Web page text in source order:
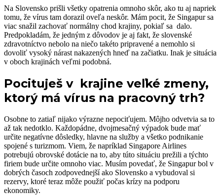
Na Slovensko prišli všetky opatrenia omnoho skôr, ako tu aj napriek
tomu, že vírus tam dorazil oveľa neskôr. Mám pocit, že Singapur sa
viac snažil zachovať normálny chod krajiny, pokiaľ sa dalo.
Predpokladám, že jedným z dôvodov je aj fakt, že slovenské
zdravotníctvo nebolo na niečo takéto pripravené a nemohlo si
dovoliť vysoký nárast nakazených hneď na začiatku. Inak je situácia
v oboch krajinách veľmi podobná.
Pocituješ v krajine veľké zmeny,
ktorý má vírus na pracovný trh?
Osobne to zatiaľ nijako výrazne nepociťujem. Môjho odvetvia sa to
až tak nedotklo. Každopádne, dvojmesačný výpadok bude mať
určite negatívne dôsledky, hlavne na služby a všetko podnikanie
spojené s turizmom. Viem, že napríklad Singapore Airlines
potrebujú obrovské dotácie na to, aby túto situáciu prežili a týchto
firiem bude určite omnoho viac. Musím povedať, že Singapur bol v
dobrých časoch zodpovednejší ako Slovensko a vybudoval si
rezervy, ktoré teraz môže použiť počas krízy na podporu
ekonomiky.